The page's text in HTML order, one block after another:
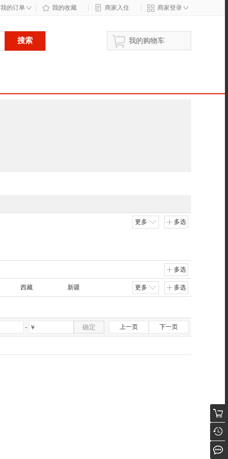
我的订单 ◇ 我的收藏 商家入住 商家登录 ◇
搜索 我的购物车
更多 多选
多选
西藏 新疆 更多 多选
￥
- 确定 上一页 下一页